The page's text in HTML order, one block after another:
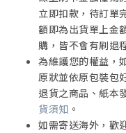
立即扣款，待訂單
額即為出貨單上金
購，皆不會有刷退
為維護您的權益，
原狀並依原包裝包
退貨之商品、紙本
貨須知 。
如需寄送海外，歡